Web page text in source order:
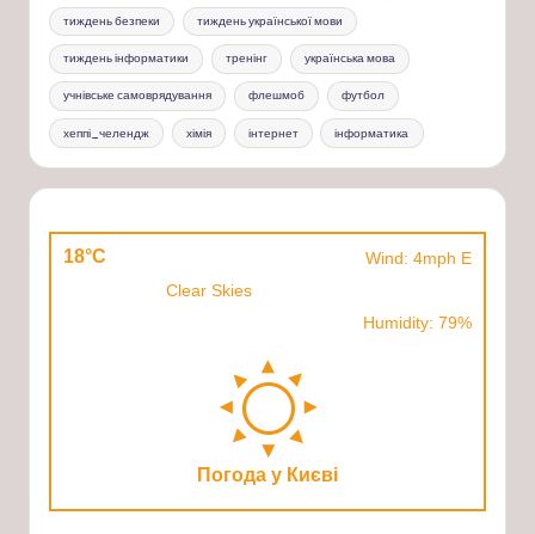
тиждень безпеки тиждень української мови
тиждень інформатики тренінг українська мова
учнівське самоврядування флешмоб футбол
хеппі_челендж хімія інтернет інформатика
18°C
Wind: 4mph E
Clear Skies
Humidity: 79%
Погода у Києві